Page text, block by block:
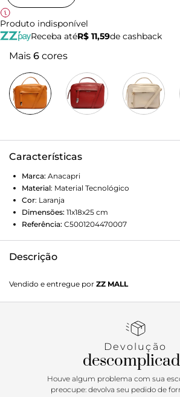
Produto indisponível
Receba atéR$ 11,59de cashback
Mais 6 cores
Características
Marca: Anacapri
Material: Material Tecnológico
Cor: Laranja
Dimensões: 11x18x25 cm
Referência: C5001204470007
Descrição
Possui alça transversal e alça pequena
Bolso externo com fecho em zíper e
Membro da família Nina essa
detalhes! O puxador personalizado e a
Vendido e entregue por ZZ MALL
Devolução
Houve algum problema com sua
preocupe: devolva seu pedido de